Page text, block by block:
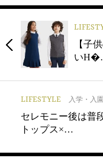
【子
い
LIFESTYLE 入学・入
セレモニー後は普
トップス×…